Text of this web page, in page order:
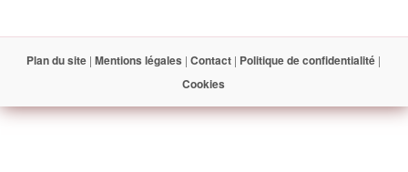
Plan du site |Mentions légales |Contact | Politique de confidentialité |
Cookies